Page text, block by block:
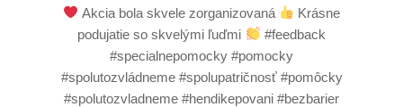
Akcia bola skvele zorganizovaná
Krásne
podujatie so skvelými ľuďmi
#feedback
#specialnepomocky #pomocky
#spolutozvládneme #spolupatričnosť #pomôcky
#spolutozvladneme #hendikepovani #bezbarier